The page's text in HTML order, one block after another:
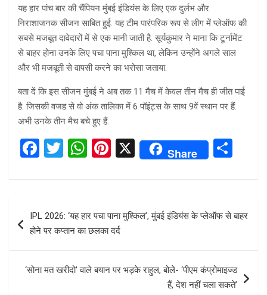
यह हार पांच बार की चैंपियन मुंबई इंडियंस के लिए एक दुर्लभ और
निराशाजनक सीजन साबित हुई. यह टीम पारंपरिक रूप से लीग में प्लेऑफ की
सबसे मजबूत दावेदारों में से एक मानी जाती है. सूर्यकुमार ने माना कि टूर्नामेंट
से बाहर होना उनके लिए पचा पाना मुश्किल था, लेकिन उन्होंने अगले साल
और भी मजबूती से वापसी करने का भरोसा जताया.
बता दें कि इस सीजन मुंबई ने अब तक 11 मैच में केवल तीन मैच ही जीत पाई
है. जिसकी वजह से वो अंक तालिका में 6 पॉइंट्स के साथ 9वें स्थान पर हैं.
अभी उनके तीन मैच बचे हुए हैं.
F
ce
o
k
T
tt
W
at
A
p
Pi
er
es
t
X Share
ar
navigation
IPL 2026: ‘यह हार पचा पाना मुश्किल’, मुंबई इंडियंस के प्लेऑफ से बाहर
होने पर कप्तान का छलका दर्द
‘सोना मत खरीदो’ वाले बयान पर भड़के राहुल, बोले- ‘पीएम कंप्रोमाइज्ड
हैं, देश नहीं चला सकते’